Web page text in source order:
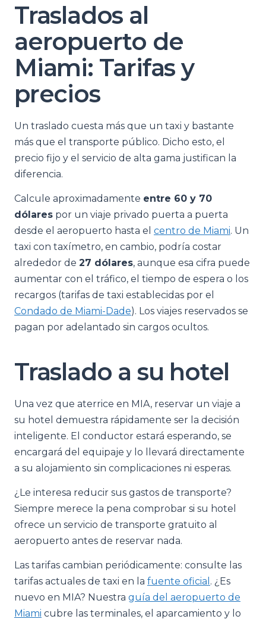
Traslados al
aeropuerto de
Miami: Tarifas y
precios
Un traslado cuesta más que un taxi y bastante
más que el transporte público. Dicho esto, el
precio fijo y el servicio de alta gama justifican la
diferencia.
Calcule aproximadamente entre 60 y 70
dólares por un viaje privado puerta a puerta
desde el aeropuerto hasta el centro de Miami. Un
taxi con taxímetro, en cambio, podría costar
alrededor de 27 dólares, aunque esa cifra puede
aumentar con el tráfico, el tiempo de espera o los
recargos (tarifas de taxi establecidas por el
Condado de Miami-Dade). Los viajes reservados se
pagan por adelantado sin cargos ocultos.
Traslado a su hotel
Una vez que aterrice en MIA, reservar un viaje a
su hotel demuestra rápidamente ser la decisión
inteligente. El conductor estará esperando, se
encargará del equipaje y lo llevará directamente
a su alojamiento sin complicaciones ni esperas.
¿Le interesa reducir sus gastos de transporte?
Siempre merece la pena comprobar si su hotel
ofrece un servicio de transporte gratuito al
aeropuerto antes de reservar nada.
Las tarifas cambian periódicamente: consulte las
tarifas actuales de taxi en la fuente oficial . ¿Es
nuevo en MIA? Nuestra guía del aeropuerto de
Miami cubre las terminales, el aparcamiento y lo